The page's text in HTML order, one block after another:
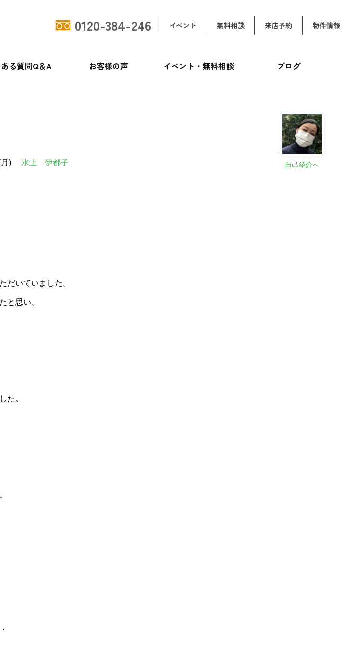
0120-384-246 イベント 無料相談 来店予約 物件情報
る質問Q＆A お客様の声 イベント・無料相談 ブログ
自己紹介へ
) 水上 伊都子
だいていました。
と思い、
た。